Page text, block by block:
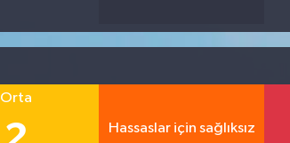
Orta
Hassaslar için sağlıksız